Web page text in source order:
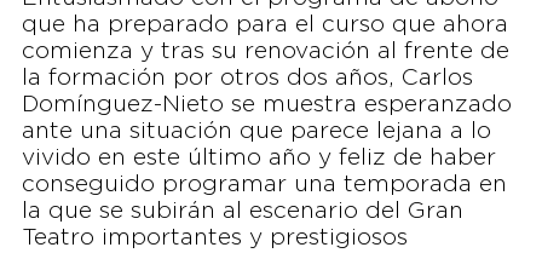
que ha preparado para el curso que ahora
comienza y tras su renovación al frente de
la formación por otros dos años, Carlos
Domínguez-Nieto se muestra esperanzado
ante una situación que parece lejana a lo
vivido en este último año y feliz de haber
conseguido programar una temporada en
la que se subirán al escenario del Gran
Teatro importantes y prestigiosos